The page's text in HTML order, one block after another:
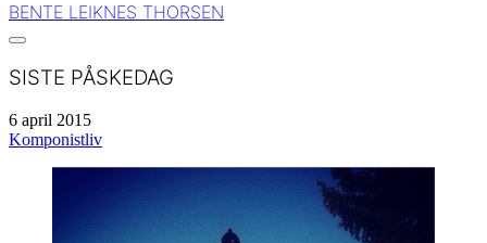
BENTE LEIKNES THORSEN
SISTE PÅSKEDAG
6 april 2015
Komponistliv